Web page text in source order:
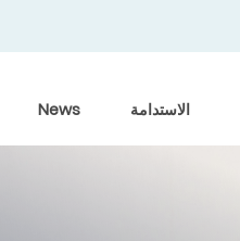
الاستدامة News